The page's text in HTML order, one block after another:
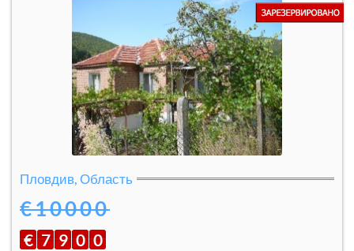
Пловдив, Область
€10000
€ 7 9 0 0